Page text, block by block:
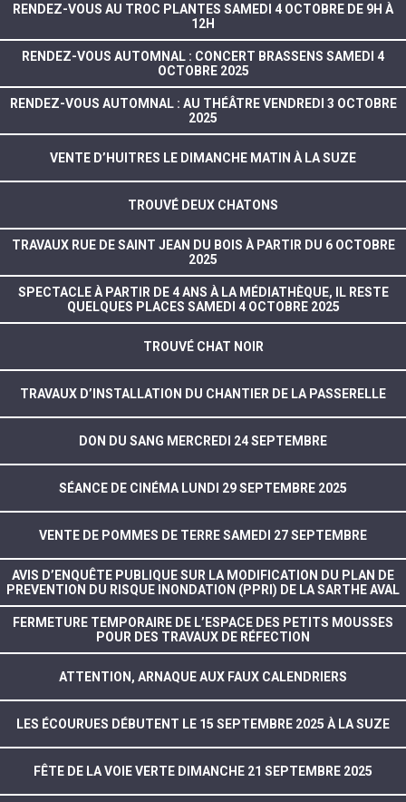
RENDEZ-VOUS AU TROC PLANTES SAMEDI 4 OCTOBRE DE 9H À
12H
RENDEZ-VOUS AUTOMNAL : CONCERT BRASSENS SAMEDI 4
OCTOBRE 2025
RENDEZ-VOUS AUTOMNAL : AU THÉÂTRE VENDREDI 3 OCTOBRE
2025
VENTE D’HUITRES LE DIMANCHE MATIN À LA SUZE
TROUVÉ DEUX CHATONS
TRAVAUX RUE DE SAINT JEAN DU BOIS À PARTIR DU 6 OCTOBRE
2025
SPECTACLE À PARTIR DE 4 ANS À LA MÉDIATHÈQUE, IL RESTE
QUELQUES PLACES SAMEDI 4 OCTOBRE 2025
TROUVÉ CHAT NOIR
TRAVAUX D’INSTALLATION DU CHANTIER DE LA PASSERELLE
DON DU SANG MERCREDI 24 SEPTEMBRE
SÉANCE DE CINÉMA LUNDI 29 SEPTEMBRE 2025
VENTE DE POMMES DE TERRE SAMEDI 27 SEPTEMBRE
AVIS D’ENQUÊTE PUBLIQUE SUR LA MODIFICATION DU PLAN DE
PREVENTION DU RISQUE INONDATION (PPRI) DE LA SARTHE AVAL
FERMETURE TEMPORAIRE DE L’ESPACE DES PETITS MOUSSES
POUR DES TRAVAUX DE RÉFECTION
ATTENTION, ARNAQUE AUX FAUX CALENDRIERS
LES ÉCOURUES DÉBUTENT LE 15 SEPTEMBRE 2025 À LA SUZE
FÊTE DE LA VOIE VERTE DIMANCHE 21 SEPTEMBRE 2025